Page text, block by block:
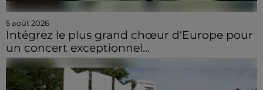
5 août 2026
Intégrez le plus grand chœur d'Europe pour
un concert exceptionnel...